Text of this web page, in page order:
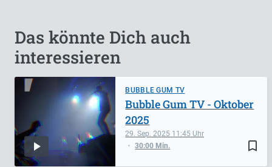
Das könnte Dich auch
interessieren
BUBBLE GUM TV
bookmark_border
29. Sep. 2025 11:45
30:00 Min.
Bubble Gum TV - Oktober
2025